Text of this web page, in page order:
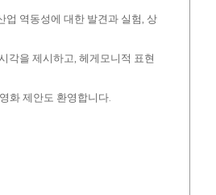
업 역동성에 대한 발견과 실험, 상
각을 제시하고, 헤게모니적 표현
화 제안도 환영합니다.